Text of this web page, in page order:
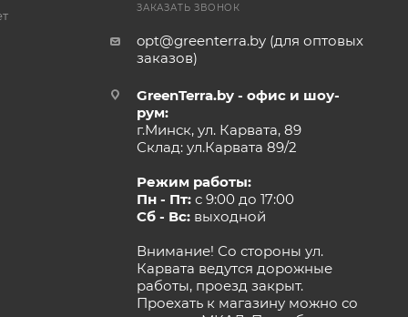
ЗАКАЗАТЬ ЗВОНОК
opt@greenterra.by (для оптовых
заказов)
GreenTerra.by - офис и шоу-
рум:
г.Минск, ул. Карвата, 89
Склад: ул.Карвата 89/2
Режим работы:
Пн - Пт:с 9:00 до 17:00
Сб - Вс:выходной
Внимание! Со стороны ул.
Карвата ведутся дорожные
работы, проезд закрыт.
Проехать к магазину можно со